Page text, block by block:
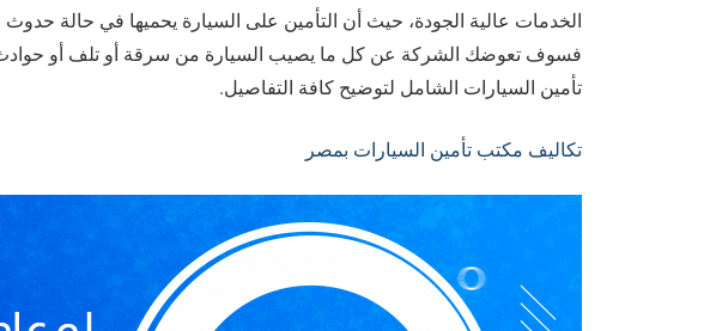
الخدمات عالية الجودة، حيث أن التأمين على السيارة يحميها في حالة
فسوف تعوضك الشركة عن كل ما يصيب السيارة من سرقة أو تلف أو
تأمين السيارات الشامل لتوضيح كافة التفاصيل.
تكاليف مكتب تأمين السيارات بمصر